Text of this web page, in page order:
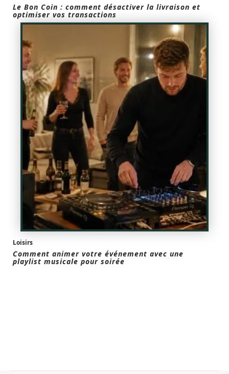
Le Bon Coin : comment désactiver la livraison et
optimiser vos transactions
Loisirs
Comment animer votre événement avec une
playlist musicale pour soirée